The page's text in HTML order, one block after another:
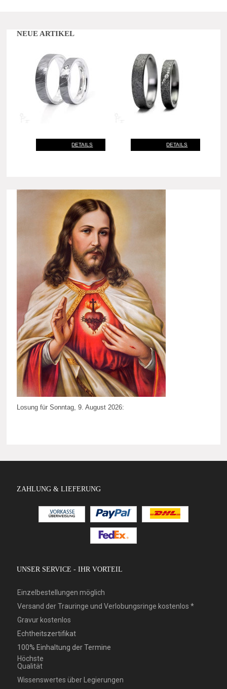
NEUE ARTIKEL
DETAILS DETAILS
Losung für Sonntag, 9. August 2026:
ZAHLUNG & LIEFERUNG
UNSER SERVICE - IHR VORTEIL
Einzelbestellungen möglich
Versand der Trauringe und Verlobungsringe kostenlos *
Gravur kostenlos
Echtheitszertifikat
100% Einhaltung der Termine
Höchste
Qualität
Wissenswertes über Legierungen